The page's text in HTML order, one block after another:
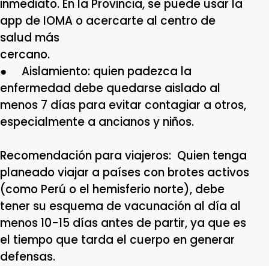
inmediato. En la Provincia, se puede usar la
app de IOMA o acercarte al centro de
salud más
● Aislamiento: quien padezca la
enfermedad debe quedarse aislado al
menos 7 días para evitar contagiar a otros,
especialmente a ancianos y niños.
Recomendación para viajeros: Quien tenga
planeado viajar a países con brotes activos
(como Perú o el hemisferio norte), debe
tener su esquema de vacunación al día al
menos 10-15 días antes de partir, ya que es
el tiempo que tarda el cuerpo en generar
defensas.